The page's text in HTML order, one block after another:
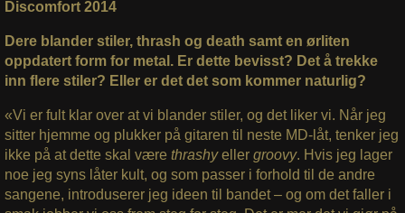
Discomfort 2014
Dere blander stiler, thrash og death samt en ørliten
oppdatert form for metal. Er dette bevisst? Det å trekke
inn flere stiler? Eller er det det som kommer naturlig?
«Vi er fult klar over at vi blander stiler, og det liker vi. Når jeg
sitter hjemme og plukker på gitaren til neste MD-låt, tenker jeg
ikke på at dette skal være thrashyeller groovy. Hvis jeg lager
noe jeg syns låter kult, og som passer i forhold til de andre
sangene, introduserer jeg ideen til bandet – og om det faller i